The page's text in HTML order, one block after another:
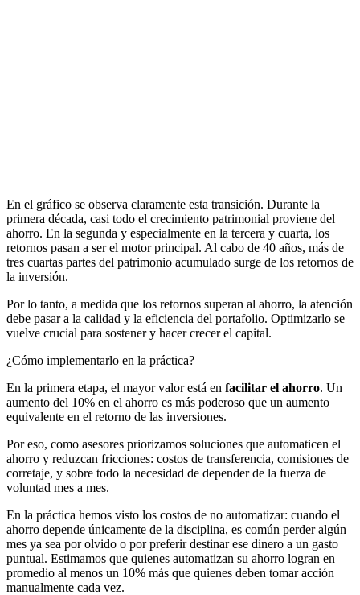
En el gráfico se observa claramente esta transición. Durante la
primera década, casi todo el crecimiento patrimonial proviene del
ahorro. En la segunda y especialmente en la tercera y cuarta, los
retornos pasan a ser el motor principal. Al cabo de 40 años, más de
tres cuartas partes del patrimonio acumulado surge de los retornos de
la inversión.
Por lo tanto, a medida que los retornos superan al ahorro, la atención
debe pasar a la calidad y la eficiencia del portafolio. Optimizarlo se
vuelve crucial para sostener y hacer crecer el capital.
¿Cómo implementarlo en la práctica?
En la primera etapa, el mayor valor está en facilitar el ahorro. Un
aumento del 10% en el ahorro es más poderoso que un aumento
equivalente en el retorno de las inversiones.
Por eso, como asesores priorizamos soluciones que automaticen el
ahorro y reduzcan fricciones: costos de transferencia, comisiones de
corretaje, y sobre todo la necesidad de depender de la fuerza de
voluntad mes a mes.
En la práctica hemos visto los costos de no automatizar: cuando el
ahorro depende únicamente de la disciplina, es común perder algún
mes ya sea por olvido o por preferir destinar ese dinero a un gasto
puntual. Estimamos que quienes automatizan su ahorro logran en
promedio al menos un 10% más que quienes deben tomar acción
manualmente cada vez.